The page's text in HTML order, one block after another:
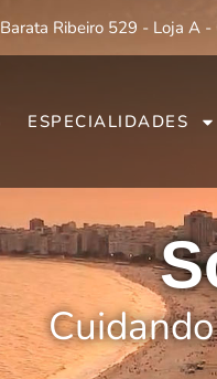
Ribeiro 529 - Loja A -
ESPECIALIDADES